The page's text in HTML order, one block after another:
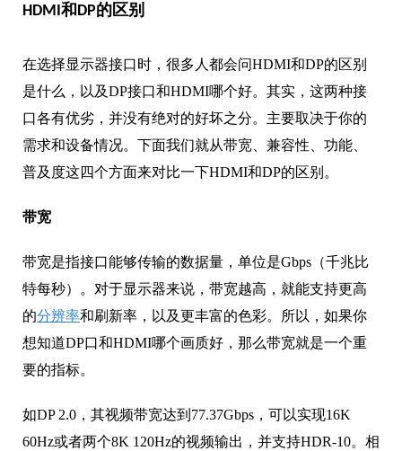
HDMI和DP的区别
在选择显示器接口时，很多人都会问HDMI和DP的区别
是什么，以及DP接口和HDMI哪个好。其实，这两种接
口各有优劣，并没有绝对的好坏之分。主要取决于你的
需求和设备情况。下面我们就从带宽、兼容性、功能、
普及度这四个方面来对比一下HDMI和DP的区别。
带宽
带宽是指接口能够传输的数据量，单位是Gbps（千兆比
特每秒）。对于显示器来说，带宽越高，就能支持更高
的分辨率和刷新率，以及更丰富的色彩。所以，如果你
想知道DP口和HDMI哪个画质好，那么带宽就是一个重
要的指标。
如DP 2.0，其视频带宽达到77.37Gbps，可以实现16K
60Hz或者两个8K 120Hz的视频输出，并支持HDR-10。相